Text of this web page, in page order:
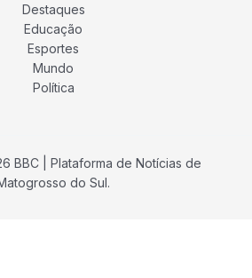
Destaques
Educação
Esportes
Mundo
Política
BBC | Plataforma de Notícias de
do Sul.